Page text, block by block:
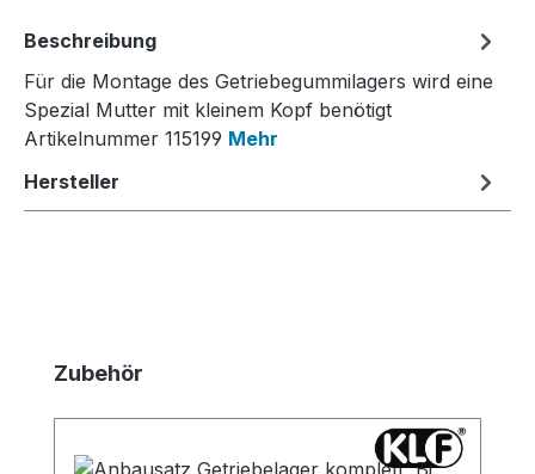
Beschreibung
Für die Montage des Getriebegummilagers wird eine
Spezial Mutter mit kleinem Kopf benötigt
Artikelnummer 115199 Mehr
Hersteller
Produktgalerie überspringen
Zubehör